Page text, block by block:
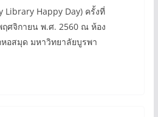
Library Happy Day) ครั้งที่
ศจิกายน พ.ศ. 2560 ณ ห้อง
อสมุด มหาวิทยาลัยบูรพา